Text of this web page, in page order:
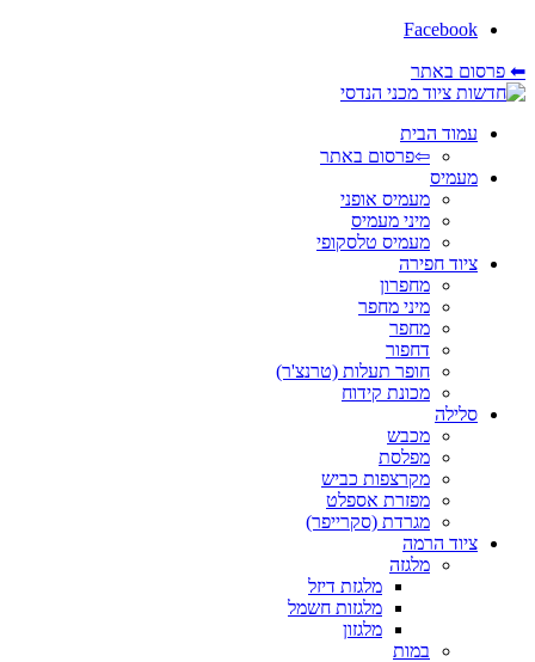
Facebook
⬅ פרסום באתר
עמוד הבית
⇦פרסום באתר
מעמיס
מעמיס אופני
מיני מעמיס
מעמיס טלסקופי
ציוד חפירה
מחפרון
מיני מחפר
מחפר
דחפור
חופר תעלות (טרנצ'ר)
מכונת קידוח
סלילה
מכבש
מפלסת
מקרצפות כביש
מפזרת אספלט
מגרדת (סקרייפר)
ציוד הרמה
מלגזה
מלגזת דיזל
מלגזות חשמל
מלגזון
במות